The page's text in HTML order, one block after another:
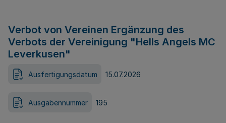
Verbot von Vereinen Ergänzung des
Verbots der Vereinigung "Hells Angels MC
Leverkusen"
Ausfertigungsdatum 15.07.2026
Ausgabennummer 195